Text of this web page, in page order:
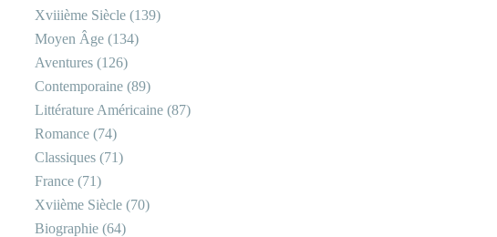
Xviiième Siècle (139)
Moyen Âge (134)
Aventures (126)
Contemporaine (89)
Littérature Américaine (87)
Romance (74)
Classiques (71)
France (71)
Xviième Siècle (70)
Biographie (64)